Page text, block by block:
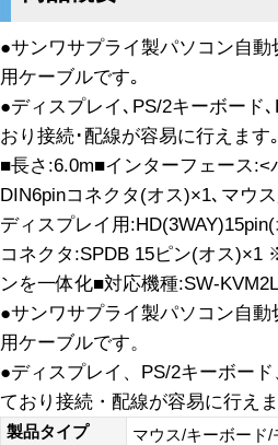
●サンワサプライ製パソコン自
用ケーブルです｡
●ディスプレイ､PS/2キーボード
おり接続･配線が容易に行えます
■長さ:6.0m■インターフェース
DIN6pinコネクタ(オス)×1､マウ
ディスプレイ用
コネクタ:SPDB 15ピン(オス)×1
ンを一体化■対応機種:SW-
●サンワサプライ製パソコン自
用ケーブルです。
●ディスプレイ、PS/2キーボー
ており接続・配線が容易に行え
製品タイプ
マウス/キーボード